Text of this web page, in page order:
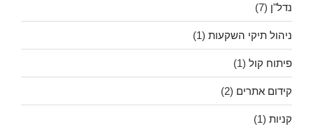
נדל"ן (7)
ניהול תיקי השקעות (1)
פיתוח קול (1)
קידום אתרים (2)
קניות (1)